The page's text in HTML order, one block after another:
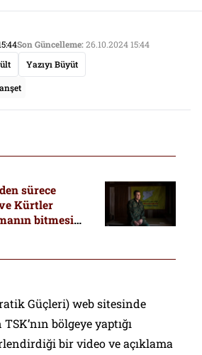
Son Güncelleme:26.10.2024 15:44
Yazıyı Büyüt
sürece
Kürtler
bitmesi
Güçleri) web sitesinde
bölgeye yaptığı
bir video ve açıklama